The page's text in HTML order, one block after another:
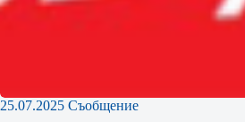
25.07.2025 Съобщение